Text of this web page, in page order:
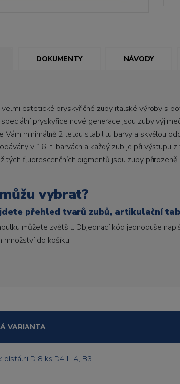
DOKUMENTY NÁVODY
estetické pryskyřičné zuby italské výroby s
pryskyřice nové generace jsou zuby
Vám minimálně 2 letou stabilitu barvy a skvělou
v 16-ti barvách a každý zub je při výstupu
fluorescenčních pigmentů jsou zuby přirozeně
vybrat?
přehled tvarů zubů, artikulační
můžete zvětšit. Objednací kód jednoduše
množství do košíku
VARIANTA
distální D 8 ks D41-A, B3